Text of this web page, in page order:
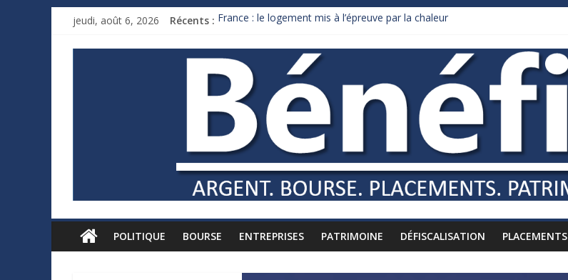
jeudi, août 6, 2026 Récents : France : le logement mis à l’épreuve par la chaleur
Royaume-Uni : Andy Burnham recule sur l’impôt
Xavier Niel, le milliardaire qui ne touche presque rien
Ruée des fortunes russes vers l’étranger
POLITIQUE BOURSE ENTREPRISES PATRIMOINE DÉFISCALISATION PLACEMENTS